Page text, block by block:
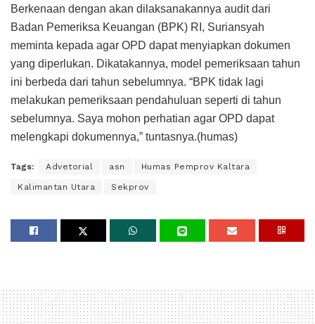
Berkenaan dengan akan dilaksanakannya audit dari
Badan Pemeriksa Keuangan (BPK) RI, Suriansyah
meminta kepada agar OPD dapat menyiapkan dokumen
yang diperlukan. Dikatakannya, model pemeriksaan tahun
ini berbeda dari tahun sebelumnya. “BPK tidak lagi
melakukan pemeriksaan pendahuluan seperti di tahun
sebelumnya. Saya mohon perhatian agar OPD dapat
melengkapi dokumennya,” tuntasnya.(humas)
Tags: Advetorial asn Humas Pemprov Kaltara
Kalimantan Utara Sekprov